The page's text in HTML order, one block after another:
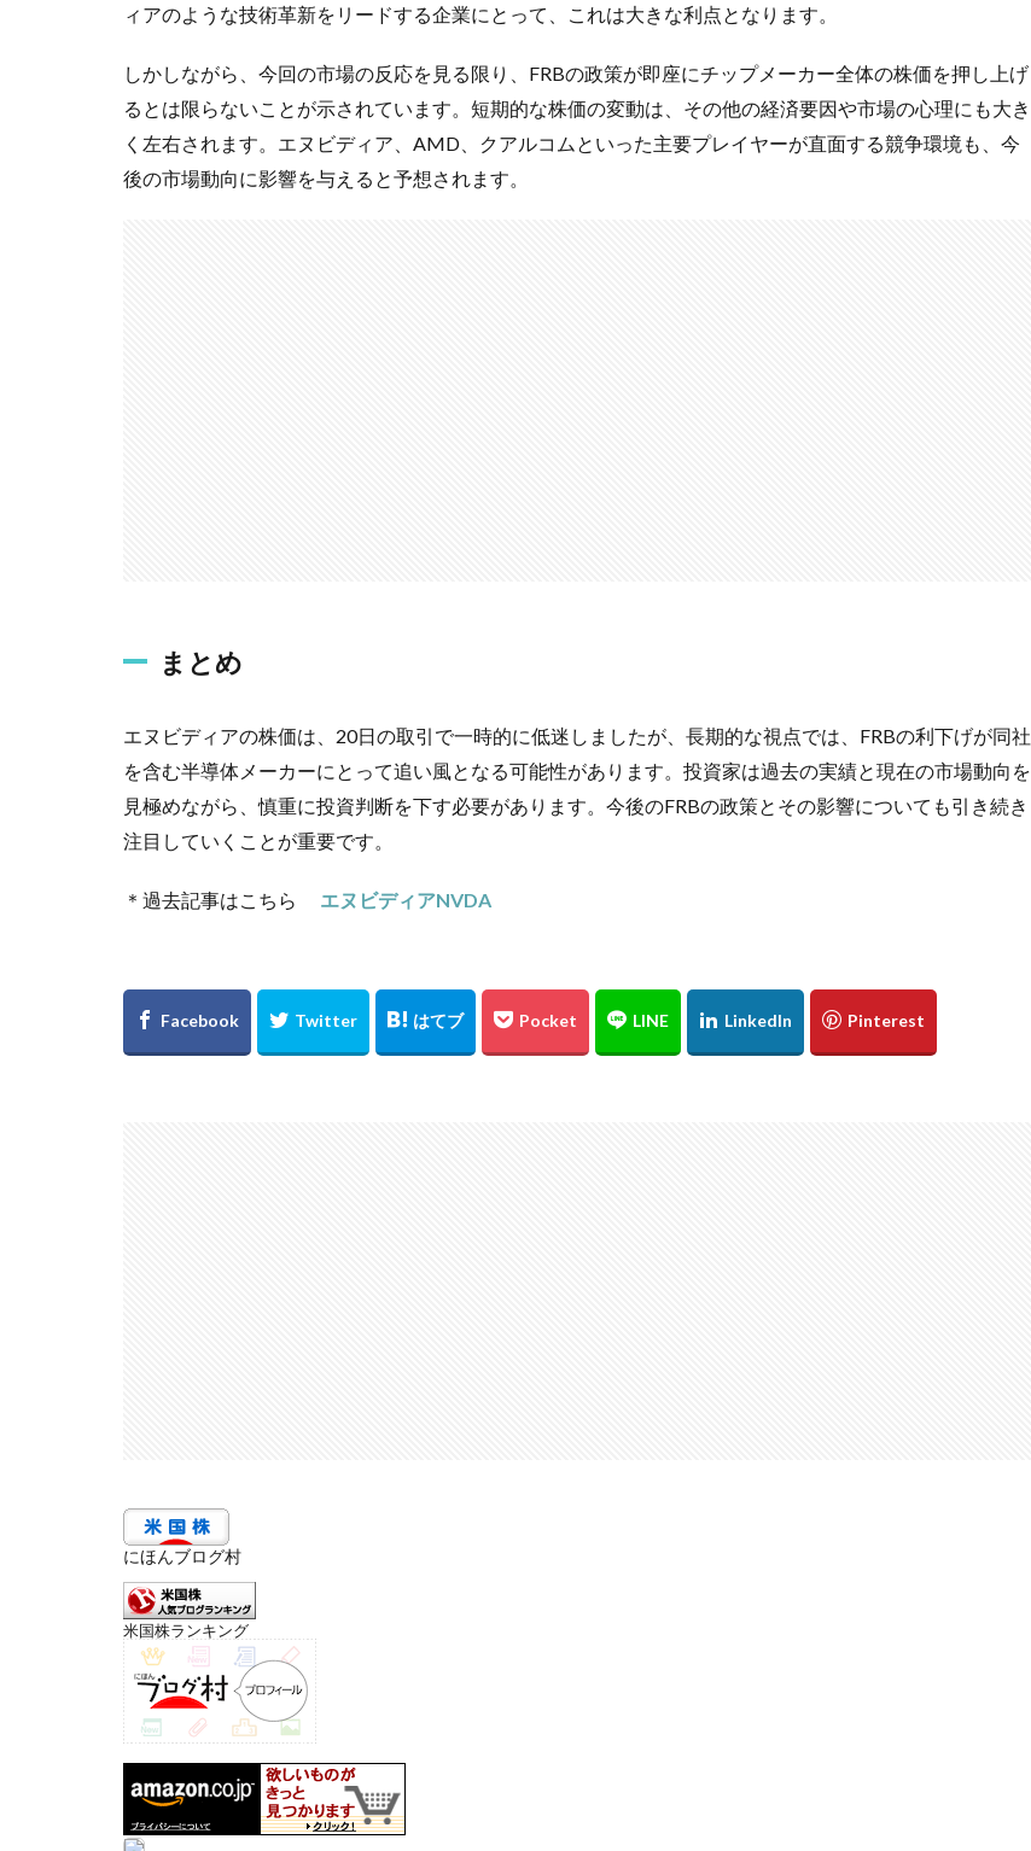
ィアのような技術革新をリードする企業にとって、これは大きな利点となります。
しかしながら、今回の市場の反応を見る限り、FRBの政策が即座にチップメーカー全体の株価を押し上げ
るとは限らないことが示されています。短期的な株価の変動は、その他の経済要因や市場の心理にも大き
く左右されます。エヌビディア、AMD、クアルコムといった主要プレイヤーが直面する競争環境も、今
後の市場動向に影響を与えると予想されます。
まとめ
エヌビディアの株価は、20日の取引で一時的に低迷しましたが、長期的な視点では、FRBの利下げが同社
を含む半導体メーカーにとって追い風となる可能性があります。投資家は過去の実績と現在の市場動向を
見極めながら、慎重に投資判断を下す必要があります。今後のFRBの政策とその影響についても引き続き
注目していくことが重要です。
＊過去記事はこちら エヌビディアNVDA
にほんブログ村
米国株ランキング